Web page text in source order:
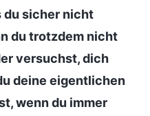
du sicher nicht
du trotzdem nicht
versuchst, dich
deine eigentlichen
wenn du immer